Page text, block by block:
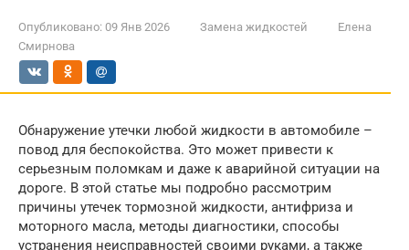
Опубликовано: 09 Янв 2026 Замена жидкостей
Елена
Смирнова
Обнаружение утечки любой жидкости в автомобиле –
повод для беспокойства. Это может привести к
серьезным поломкам и даже к аварийной ситуации на
дороге. В этой статье мы подробно рассмотрим
причины утечек тормозной жидкости, антифриза и
моторного масла, методы диагностики, способы
устранения неисправностей своими руками, а также